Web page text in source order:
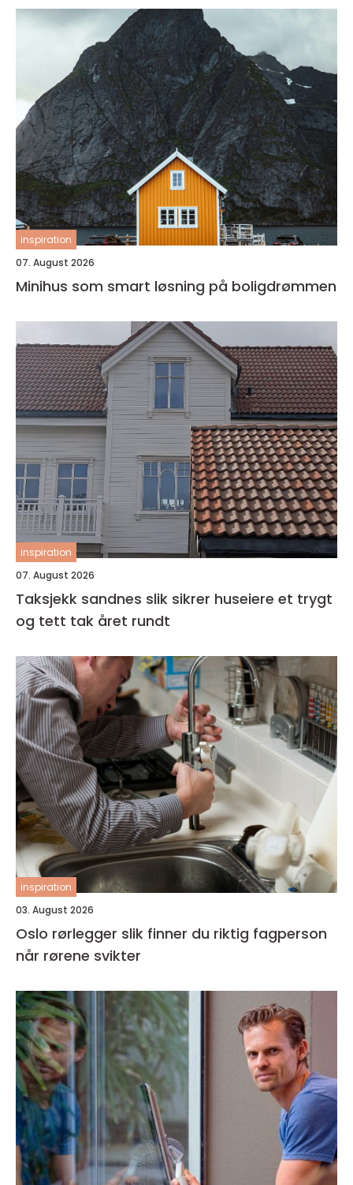
inspiration
07. August 2026
Minihus som smart løsning på boligdrømmen
inspiration
07. August 2026
Taksjekk sandnes slik sikrer huseiere et trygt
og tett tak året rundt
inspiration
03. August 2026
Oslo rørlegger slik finner du riktig fagperson
når rørene svikter